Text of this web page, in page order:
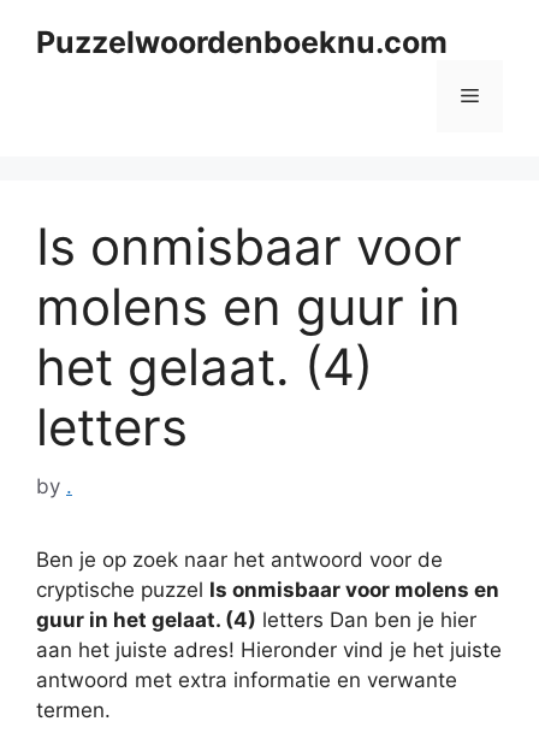
Puzzelwoordenboeknu.com
Menu
Is onmisbaar voor
molens en guur in
het gelaat. (4)
letters
by .
Ben je op zoek naar het antwoord voor de
cryptische puzzel Is onmisbaar voor molens en
guur in het gelaat. (4) letters Dan ben je hier
aan het juiste adres! Hieronder vind je het juiste
antwoord met extra informatie en verwante
termen.